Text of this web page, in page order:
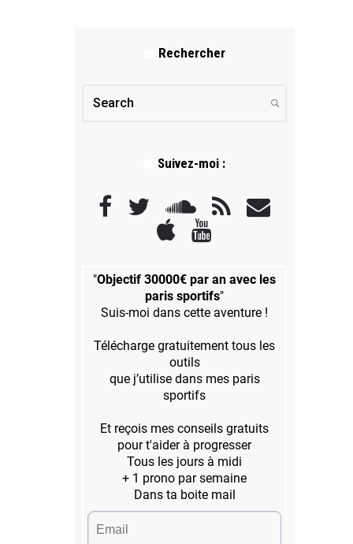
Rechercher
Suivez-moi :